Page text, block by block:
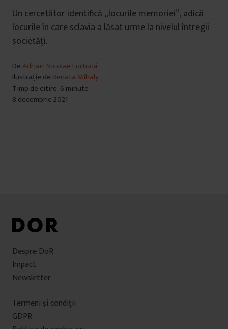
Un cercetător identifică „locurile memoriei”, adică
locurile în care sclavia a lăsat urme la nivelul întregii
societăți.
DeAdrian-Nicolae Furtună
Ilustrație de Renata Mihaly
Timp de citire: 6 minute
8 decembrie 2021
Despre DoR
Impact
Newsletter
Termeni şi condiţii
GDPR